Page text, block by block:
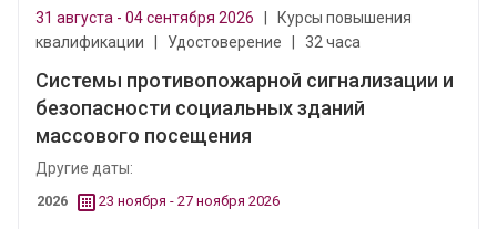
31 августа - 04 сентября 2026
Курсы повышения
квалификации
Удостоверение 32 часа
Системы противопожарной сигнализации и
безопасности социальных зданий
массового посещения
Другие даты:
2026 23 ноября - 27 ноября 2026